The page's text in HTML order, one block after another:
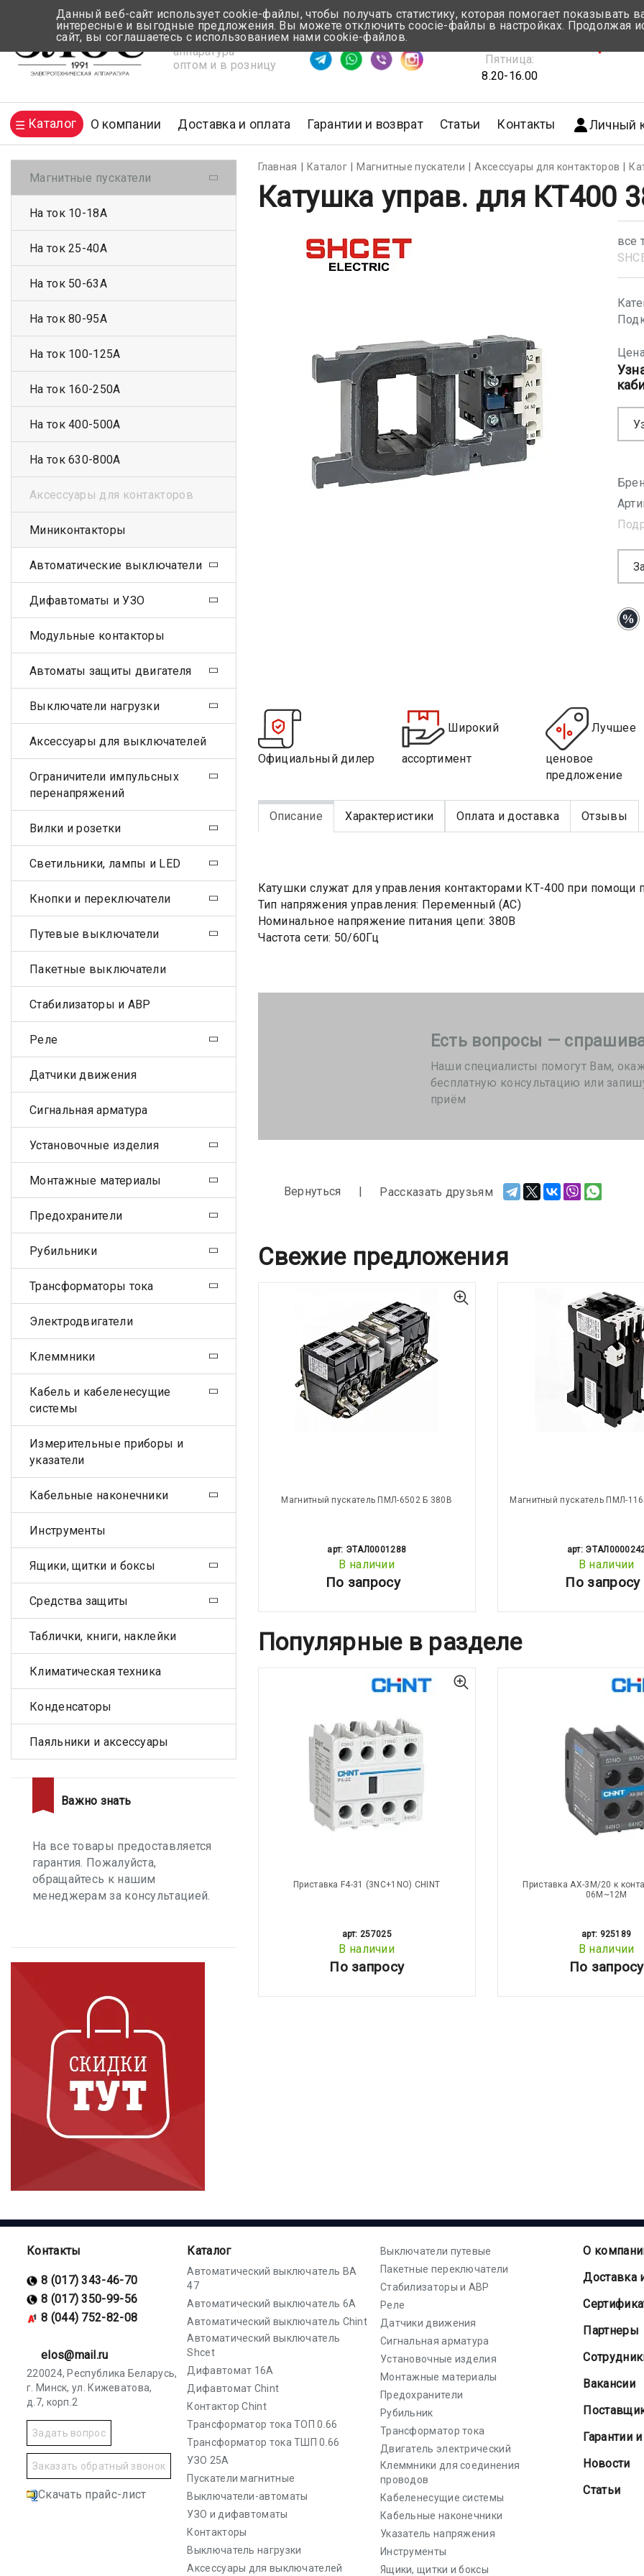
Электротехническая
аппаратура
оптом и в розницу
Время ответа ≈ 5 мин
Понедельник-Четверг:
Пятница:
8.20-16.00
Каталог О компании Доставка и оплата Гарантии и возврат Статьи Контакты Личный
Главная Каталог Магнитные пускатели Аксессуары для контакторов
Катушка управ. для КТ400
все
Официальный дилер
Широкий
ассортимент
Лучшее
ценовое
предложение
Описание Характеристики Оплата и доставка Отзывы
Катушки служат для управления контакторами КТ-400 при помощи
Тип напряжения управления: Переменный (AC)
Номинальное напряжение питания цепи: 380В
Частота сети: 50/60Гц
Есть вопросы —
Наши специалисты помогут Вам,
бесплатную консультацию или
приём
Вернуться Рассказать друзьям
Свежие предложения
Магнитный пускатель ПМЛ-6502 Б 380В
арт: ЭТАЛ0001288
В наличии
По запросу
Магнитный пускатель ПМЛ-
арт:
В наличии
По запросу
Популярные в разделе
Приставка F4-31 (3NC+1NO) CHINT
арт: 257025
В наличии
По запросу
Приставка AX-3M/20 к
06M~12M
арт: 925189
В наличии
По запросу
Магнитные пускатели
На ток 10-18А
На ток 25-40А
На ток 50-63А
На ток 80-95А
На ток 100-125А
На ток 160-250А
На ток 400-500А
На ток 630-800А
Аксессуары для контакторов
Миниконтакторы
Автоматические выключатели
Дифавтоматы и УЗО
Модульные контакторы
Автоматы защиты двигателя
Выключатели нагрузки
Аксессуары для выключателей
Ограничители импульсных
перенапряжений
Вилки и розетки
Светильники, лампы и LED
Кнопки и переключатели
Путевые выключатели
Пакетные выключатели
Стабилизаторы и АВР
Реле
Датчики движения
Сигнальная арматура
Установочные изделия
Монтажные материалы
Предохранители
Рубильники
Трансформаторы тока
Электродвигатели
Клеммники
Кабель и кабеленесущие
системы
Измерительные приборы и
указатели
Кабельные наконечники
Инструменты
Ящики, щитки и боксы
Средства защиты
Таблички, книги, наклейки
Климатическая техника
Конденсаторы
Паяльники и аксессуары
Важно знать
На все товары предоставляется
гарантия. Пожалуйста,
обращайтесь к нашим
менеджерам за консультацией.
Контакты
8 (017) 343-46-70
8 (017) 350-99-56
8 (044) 752-82-08
elos@mail.ru
220024, Республика Беларусь,
г. Минск, ул. Кижеватова,
д.7, корп.2
Задать вопрос
Заказать обратный звонок
Скачать прайс-лист
Каталог
Автоматический выключатель ВА
47
Автоматический выключатель 6А
Автоматический выключатель Chint
Автоматический выключатель
Shcet
Дифавтомат 16А
Дифавтомат Chint
Контактор Chint
Трансформатор тока ТОП 0.66
Трансформатор тока ТШП 0.66
УЗО 25А
Пускатели магнитные
Выключатели-автоматы
УЗО и дифавтоматы
Контакторы
Выключатель нагрузки
Аксессуары для выключателей
Выключатели путевые
Пакетные переключатели
Стабилизаторы и АВР
Реле
Датчики движения
Сигнальная арматура
Установочные изделия
Монтажные материалы
Предохранители
Рубильник
Трансформатор тока
Двигатель электрический
Клеммники для соединения
проводов
Кабеленесущие системы
Кабельные наконечники
Указатель напряжения
Инструменты
Ящики, щитки и боксы
О
Доставка
Партнеры
Вакансии
Гарантии
Новости
Статьи
Данный веб-сайт использует cookie-файлы, чтобы получать статистику, которая помогает показывать
интересные и выгодные предложения. Вы можете отключить coocie-файлы в настройках. Продолжая
сайт, вы соглашаетесь с использованием нами cookie-файлов.